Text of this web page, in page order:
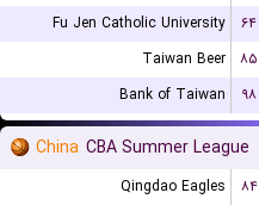
Fu Jen Catholic University
۶۴
Taiwan Beer
۸۵
Bank of Taiwan
۹۸
China CBA Summer League
Qingdao Eagles ۸۴